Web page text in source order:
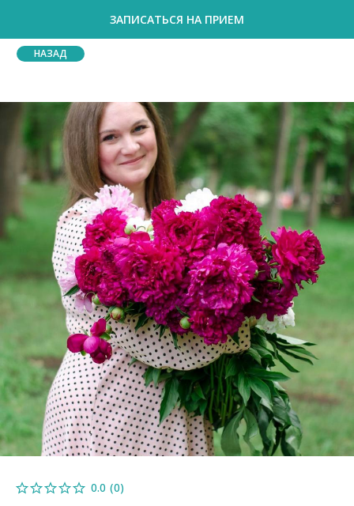
ЗАПИСАТЬСЯ НА ПРИЕМ
НАЗАД
0.0 (0)